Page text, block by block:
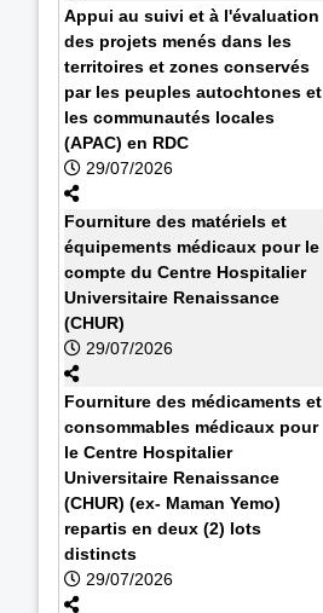
Appui au suivi et à l'évaluation
des projets menés dans les
territoires et zones conservés
par les peuples autochtones et
les communautés locales
(APAC) en RDC
29/07/2026
Fourniture des matériels et
équipements médicaux pour le
compte du Centre Hospitalier
Universitaire Renaissance
(CHUR)
29/07/2026
Fourniture des médicaments et
consommables médicaux pour
le Centre Hospitalier
Universitaire Renaissance
(CHUR) (ex- Maman Yemo)
repartis en deux (2) lots
distincts
29/07/2026